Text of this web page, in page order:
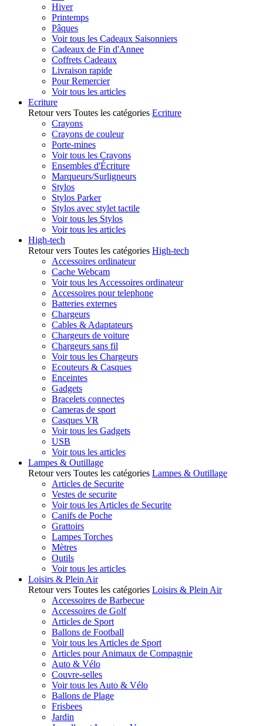
Hiver
Printemps
Pâques
Voir tous les Cadeaux Saisonniers
Cadeaux de Fin d'Annee
Coffrets Cadeaux
Livraison rapide
Pour Remercier
Voir tous les articles
Ecriture
Retour vers Toutes les catégories Ecriture
Crayons
Crayons de couleur
Porte-mines
Voir tous les Crayons
Ensembles d'Écriture
Marqueurs/Surligneurs
Stylos
Stylos Parker
Stylos avec stylet tactile
Voir tous les Stylos
Voir tous les articles
High-tech
Retour vers Toutes les catégories High-tech
Accessoires ordinateur
Cache Webcam
Voir tous les Accessoires ordinateur
Accessoires pour telephone
Batteries externes
Chargeurs
Cables & Adaptateurs
Chargeurs de voiture
Chargeurs sans fil
Voir tous les Chargeurs
Ecouteurs & Casques
Enceintes
Gadgets
Bracelets connectes
Cameras de sport
Casques VR
Voir tous les Gadgets
USB
Voir tous les articles
Lampes & Outillage
Retour vers Toutes les catégories Lampes & Outillage
Articles de Securite
Vestes de securite
Voir tous les Articles de Securite
Canifs de Poche
Grattoirs
Lampes Torches
Mètres
Outils
Voir tous les articles
Loisirs & Plein Air
Retour vers Toutes les catégories Loisirs & Plein Air
Accessoires de Barbecue
Accessoires de Golf
Articles de Sport
Ballons de Football
Voir tous les Articles de Sport
Articles pour Animaux de Compagnie
Auto & Vélo
Couvre-selles
Voir tous les Auto & Vélo
Ballons de Plage
Frisbees
Jardin